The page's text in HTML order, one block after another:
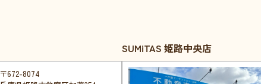
〒672-8074
SUMiTAS 姫路中央店